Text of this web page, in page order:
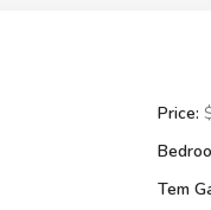
Price:
Tem